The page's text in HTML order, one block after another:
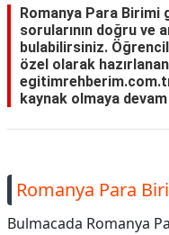
Romanya Para Birimi
sorularının doğru ve
bulabilirsiniz.
özel olarak
kaynak olmaya
Romanya Para
Bulmacada Romanya